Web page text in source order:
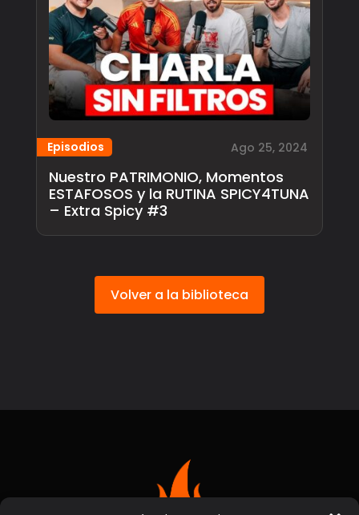
Episodios Ago 25, 2024
Nuestro PATRIMONIO, Momentos
ESTAFOSOS y la RUTINA SPICY4TUNA
– Extra Spicy #3
Volver a la biblioteca